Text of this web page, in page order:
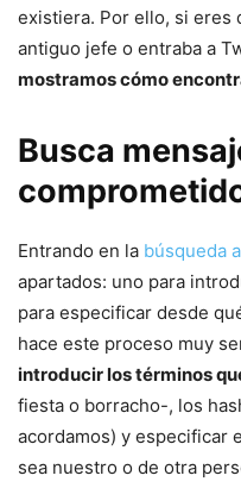
existiera. Por ello, si eres
antiguo jefe o entraba a
mostramos cómo
Busca
Entrando en la búsqueda
apartados: uno para
para especificar desde
hace este proceso muy
introducir los términos
fiesta o borracho-, los
acordamos) y especificar
sea nuestro o de otra